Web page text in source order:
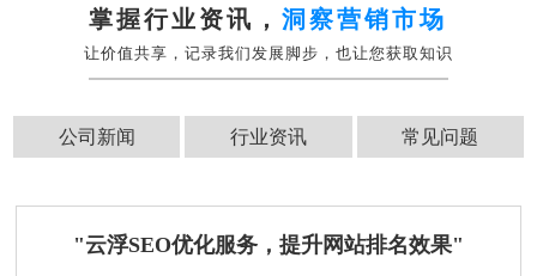
掌握行业资讯，洞察营销市场
让价值共享，记录我们发展脚步，也让您获取知识
公司新闻 行业资讯 常见问题
"云浮SEO优化服务，提升网站排名效果"